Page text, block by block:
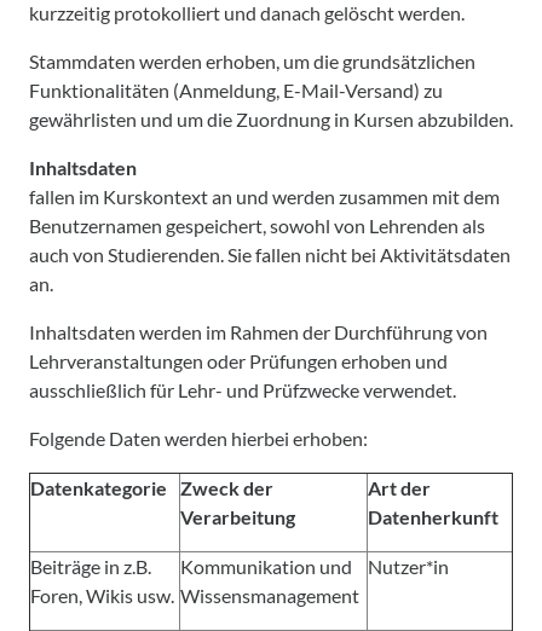
kurzzeitig protokolliert und danach gelöscht werden.
Stammdaten werden erhoben, um die grundsätzlichen
Funktionalitäten (Anmeldung, E-Mail-Versand) zu
gewährlisten und um die Zuordnung in Kursen abzubilden.
Inhaltsdaten
fallen im Kurskontext an und werden zusammen mit dem
Benutzernamen gespeichert, sowohl von Lehrenden als
auch von Studierenden. Sie fallen nicht bei Aktivitätsdaten
an.
Inhaltsdaten werden im Rahmen der Durchführung von
Lehrveranstaltungen oder Prüfungen erhoben und
ausschließlich für Lehr- und Prüfzwecke verwendet.
Folgende Daten werden hierbei erhoben:
Datenkategorie
Zweck der
Verarbeitung
Art der
Datenherkunft
Beiträge in z.B.
Foren, Wikis usw.
Kommunikation und
Wissensmanagement
Nutzer*in